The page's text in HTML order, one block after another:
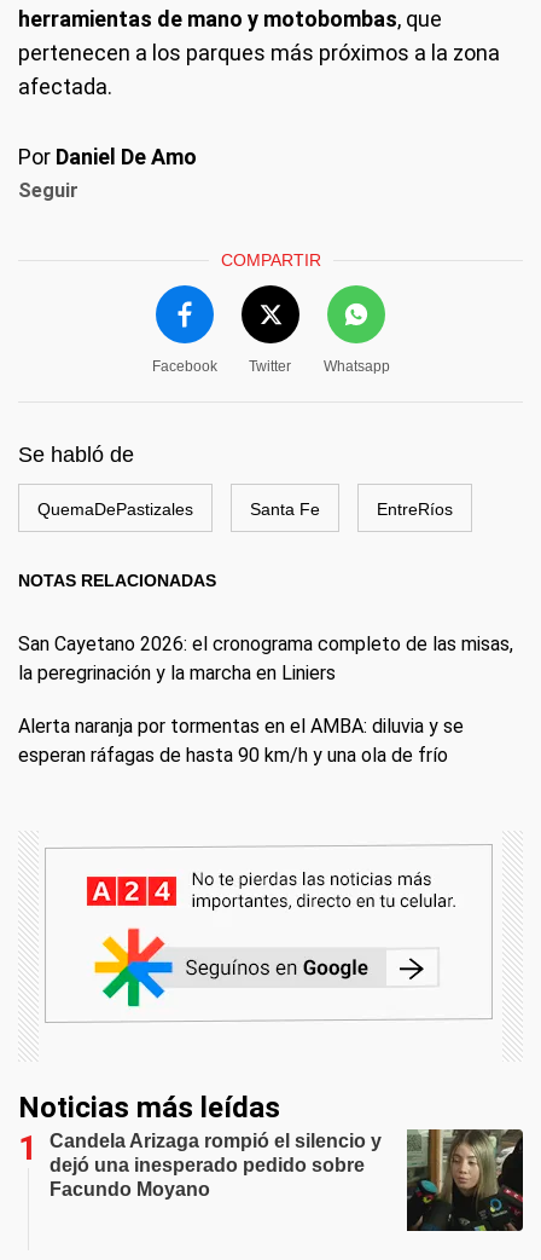
herramientas de mano y motobombas, que
pertenecen a los parques más próximos a la zona
afectada.
Por Daniel De Amo
Seguir
COMPARTIR
Facebook Twitter Whatsapp
Se habló de
QuemaDePastizales Santa Fe EntreRíos
NOTAS RELACIONADAS
San Cayetano 2026: el cronograma completo de las misas,
la peregrinación y la marcha en Liniers
Alerta naranja por tormentas en el AMBA: diluvia y se
esperan ráfagas de hasta 90 km/h y una ola de frío
Noticias más leídas
Candela Arizaga rompió el silencio y
dejó una inesperado pedido sobre
Facundo Moyano